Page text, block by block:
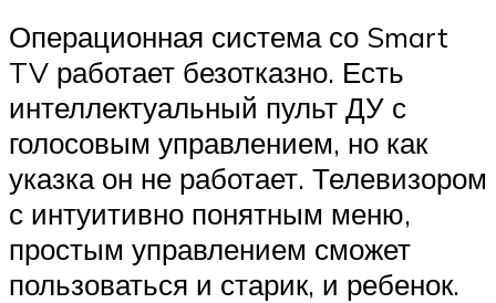
Операционная система со Smart
TV работает безотказно. Есть
интеллектуальный пульт ДУ с
голосовым управлением, но как
указка он не работает. Телевизором
с интуитивно понятным меню,
простым управлением сможет
пользоваться и старик, и ребенок.